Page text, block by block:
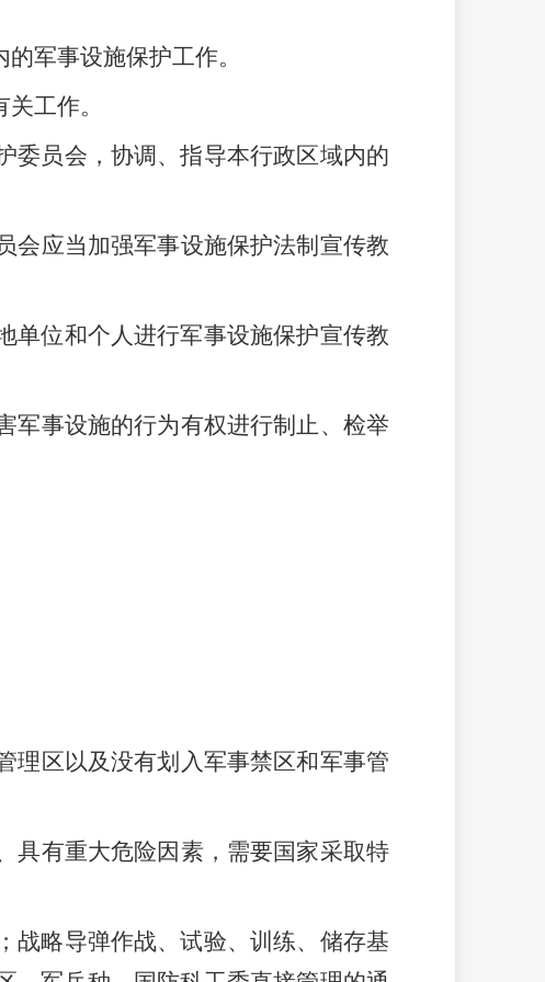
军事设施保护工作。
工作。
委员会，协调、指导本行政区域内的
会应当加强军事设施保护法制宣传教
单位和个人进行军事设施保护宣传教
军事设施的行为有权进行制止、检举
理区以及没有划入军事禁区和军事管
具有重大危险因素，需要国家采取特
战略导弹作战、试验、训练、储存基